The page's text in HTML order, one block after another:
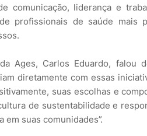
comunicação, liderança e
profissionais de saúde mais
Ages, Carlos Eduardo, falou
diretamente com essas
suas escolhas e
de sustentabilidade e
em suas comunidades”.